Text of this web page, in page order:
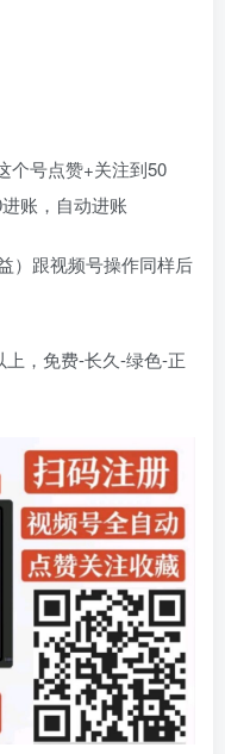
个号点赞+关注到50
账，自动进账
）跟视频号操作同样后
上，免费-长久-绿色-正